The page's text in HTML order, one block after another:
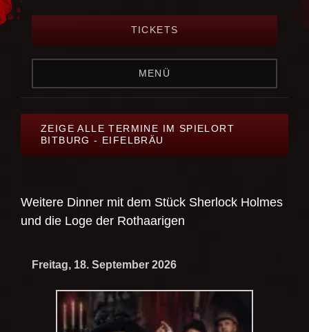
TICKETS
MENÜ
ZEIGE ALLE TERMINE IM SPIELORT
BITBURG - EIFELBRÄU
Weitere Dinner mit dem Stück Sherlock Holmes
und die Loge der Rothaarigen
Freitag, 18. September 2026